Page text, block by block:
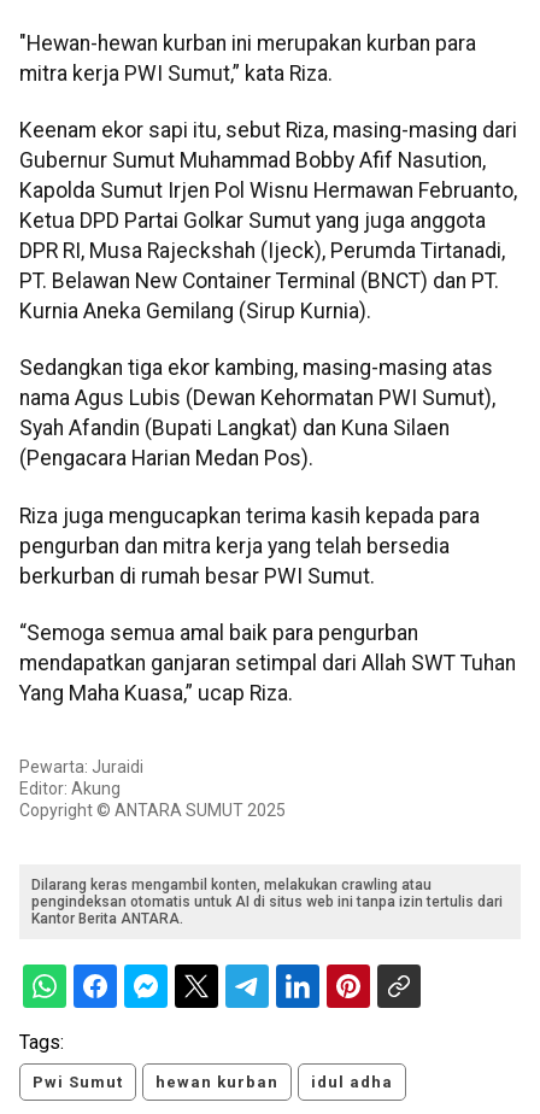
"Hewan-hewan kurban ini merupakan kurban para
mitra kerja PWI Sumut,” kata Riza.
Keenam ekor sapi itu, sebut Riza, masing-masing dari
Gubernur Sumut Muhammad Bobby Afif Nasution,
Kapolda Sumut Irjen Pol Wisnu Hermawan Februanto,
Ketua DPD Partai Golkar Sumut yang juga anggota
DPR RI, Musa Rajeckshah (Ijeck), Perumda Tirtanadi,
PT. Belawan New Container Terminal (BNCT) dan PT.
Kurnia Aneka Gemilang (Sirup Kurnia).
Sedangkan tiga ekor kambing, masing-masing atas
nama Agus Lubis (Dewan Kehormatan PWI Sumut),
Syah Afandin (Bupati Langkat) dan Kuna Silaen
(Pengacara Harian Medan Pos).
Riza juga mengucapkan terima kasih kepada para
pengurban dan mitra kerja yang telah bersedia
berkurban di rumah besar PWI Sumut.
“Semoga semua amal baik para pengurban
mendapatkan ganjaran setimpal dari Allah SWT Tuhan
Yang Maha Kuasa,” ucap Riza.
Pewarta: Juraidi
Editor: Akung
Copyright © ANTARA SUMUT 2025
Dilarang keras mengambil konten, melakukan crawling atau
pengindeksan otomatis untuk AI di situs web ini tanpa izin tertulis dari
Kantor Berita ANTARA.
Tags:
Pwi Sumut hewan kurban idul adha